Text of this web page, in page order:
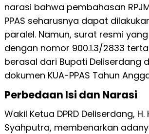
narasi bahwa pembahasan
PPAS seharusnya dapat
paralel. Namun, surat resmi yang
dengan nomor 900.1.3/2833
berasal dari Bupati Deliserdang
dokumen KUA-PPAS Tahun
Perbedaan Isi dan Narasi
Wakil Ketua DPRD Deliserdang,
Syahputra, membenarkan